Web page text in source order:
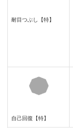
耐目つぶし【特】
自己回復【特】